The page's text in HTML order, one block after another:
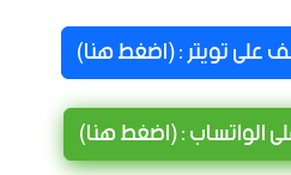
على تويتر : (اضغط هنا)
الواتساب : (اضغط هنا)